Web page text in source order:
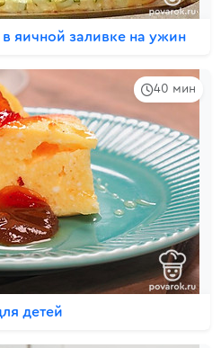
яичной заливке на ужин
40 мин
детей